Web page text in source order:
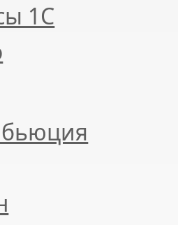
1С